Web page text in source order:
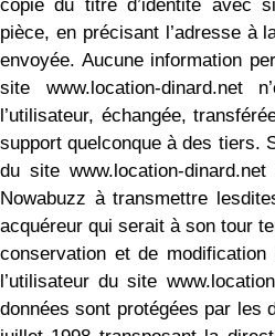
copie du titre d’identité avec
pièce, en précisant l’adresse à
envoyée. Aucune information
site www.location-dinard.net
l’utilisateur, échangée,
support quelconque à des tiers.
du site www.location-
Nowabuzz à transmettre
acquéreur qui serait à son tour
conservation et de
l’utilisateur du site
données sont protégées par les